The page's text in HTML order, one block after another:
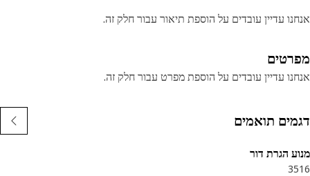
עדיין עובדים על הוספת תיאור עבור חלק זה.
עדיין עובדים על הוספת מפרט עבור חלק זה.
תואמים
הגרת דור